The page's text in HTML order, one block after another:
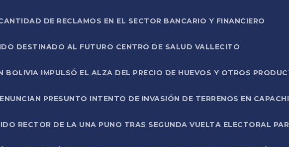
DE RECLAMOS EN EL SECTOR BANCARIO Y FINANCIERO
DESTINADO AL FUTURO CENTRO DE SALUD VALLECITO
BOLIVIA IMPULSÓ EL ALZA DEL PRECIO DE HUEVOS Y OTROS
PRESUNTO INTENTO DE INVASIÓN DE TERRENOS EN
RECTOR DE LA UNA PUNO TRAS SEGUNDA VUELTA ELECTORAL